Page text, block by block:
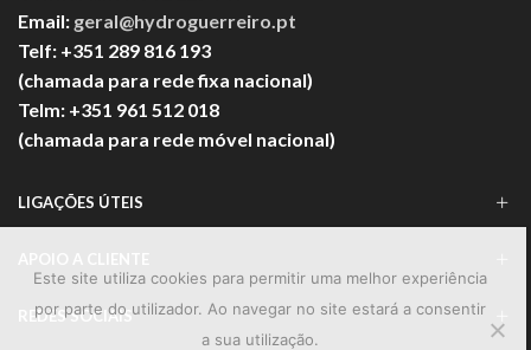
Email: geral@hydroguerreiro.pt
Telf: +351 289 816 193
(chamada para rede fixa nacional)
Telm: +351 961 512 018
(chamada para rede móvel nacional)
LIGAÇÕES ÚTEIS
REDES SOCIAIS
Este site utiliza cookies para permitir uma melhor experiência
por parte do utilizador. Ao navegar no site estará a consentir
a sua utilização.